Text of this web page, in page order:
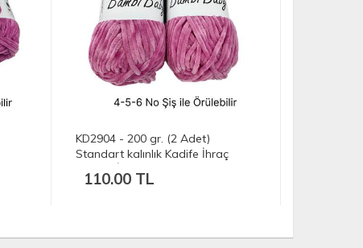
KD2904 - 200 gr. (2 Adet)
Standart kalınlık Kadife İhraç
110.00 TL